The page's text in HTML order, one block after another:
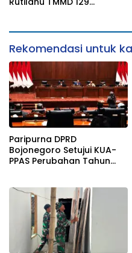
Rekomendasi untuk
Paripurna DPRD
Bojonegoro Setujui KUA-
PPAS Perubahan Tahun